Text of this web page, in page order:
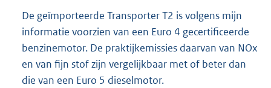
De geïmporteerde Transporter T2 is volgens mijn
informatie voorzien van een Euro 4 gecertificeerde
benzinemotor. De praktijkemissies daarvan van NOx
en van fijn stof zijn vergelijkbaar met of beter dan
die van een Euro 5 dieselmotor.